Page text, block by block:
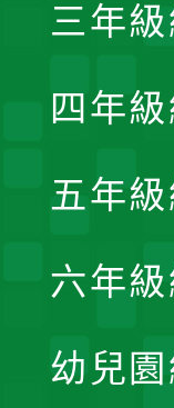
三年
四年
五年
六年
幼兒